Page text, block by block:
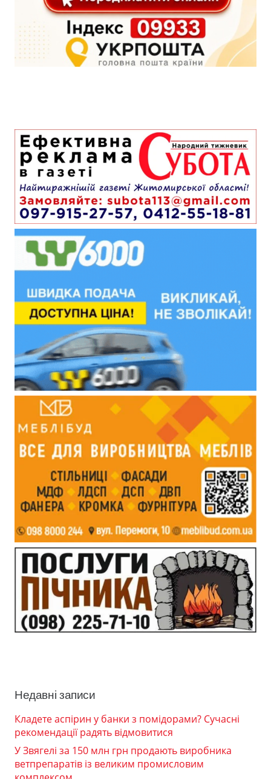
Недавні записи
Кладете аспірин у банки з помідорами? Сучасні
рекомендації радять відмовитися
У Звягелі за 150 млн грн продають виробника
ветпрепаратів із великим промисловим